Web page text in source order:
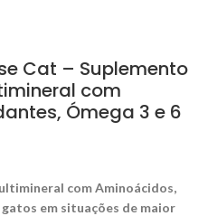
Cat – Suplemento
com
Ómega 3 e 6
com Aminoácidos,
em situações de maior